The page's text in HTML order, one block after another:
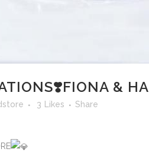
& HA
3 Likes Share